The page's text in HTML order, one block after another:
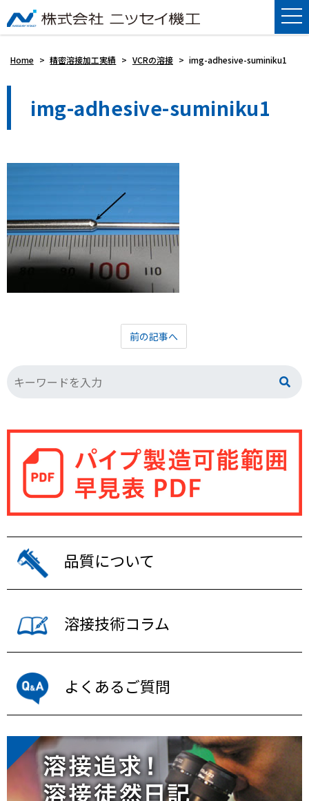
Home > 精密溶接加工実績 > VCRの溶接 > img-adhesive-suminiku1
img-adhesive-suminiku1
前の記事へ
品質について
溶接技術コラム
よくあるご質問